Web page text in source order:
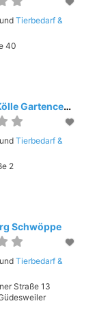
undTierbedarf &
40
Pflanzen-Kölle Gartencenter
undTierbedarf &
2
Schwöppe
undTierbedarf &
Straße 13